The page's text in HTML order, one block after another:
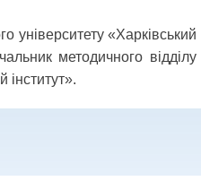
університету «Харківський
методичного відділу
інститут».